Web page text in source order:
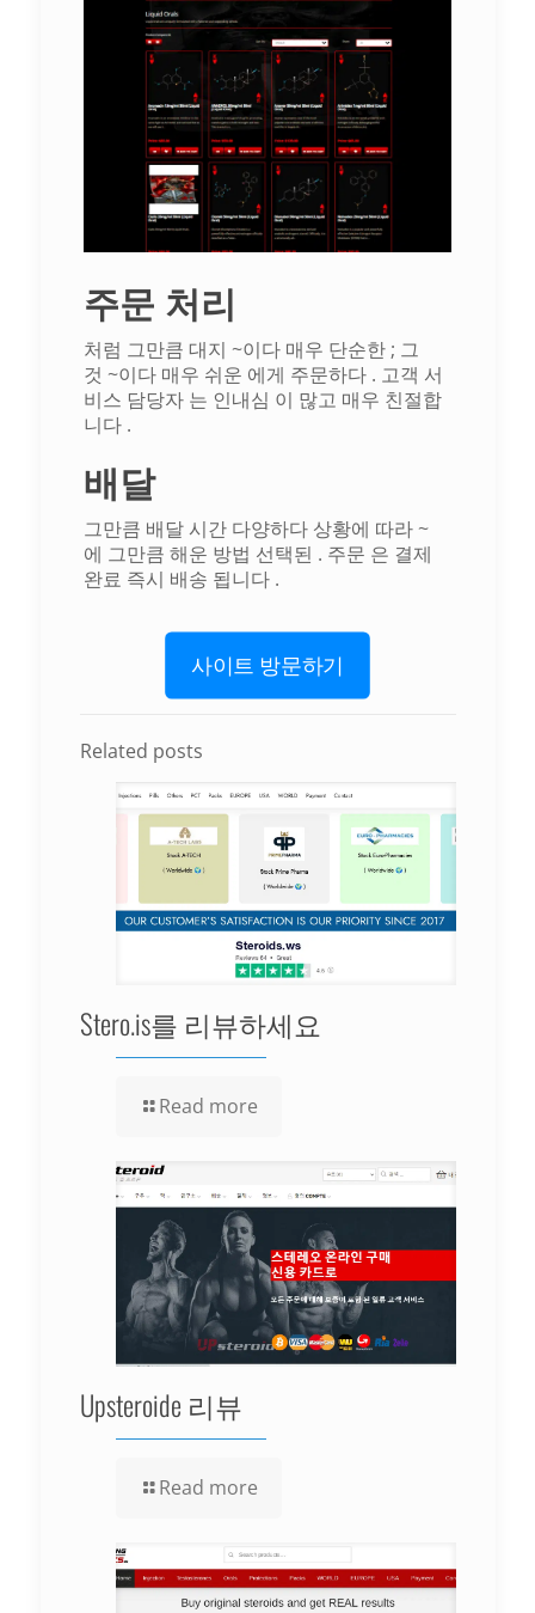
주문 처리
처럼 그만큼 대지 ~이다 매우 단순한; 그
것 ~이다 매우 쉬운 에게 주문하다. 고객 서
비스 담당자 는 인내심 이 많고 매우 친절합
니다.
배달
그만큼 배달시간 다양하다 상황에 따라~
에 그만큼 해운 방법 선택된 . 주문 은 결제
완료 즉시 배송 됩니다 .
사이트 방문하기
Related posts
Stero.is를 리뷰하세요
Read more
Upsteroide 리뷰
Read more